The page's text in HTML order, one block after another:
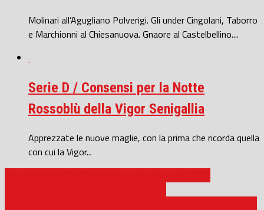
Molinari all’Agugliano Polverigi. Gli under Cingolani, Taborro
e Marchionni al Chiesanuova. Gnaore al Castelbellino....
Serie D / Consensi per la Notte
Rossoblù della Vigor Senigallia
Apprezzate le nuove maglie, con la prima che ricorda quella
con cui la Vigor...